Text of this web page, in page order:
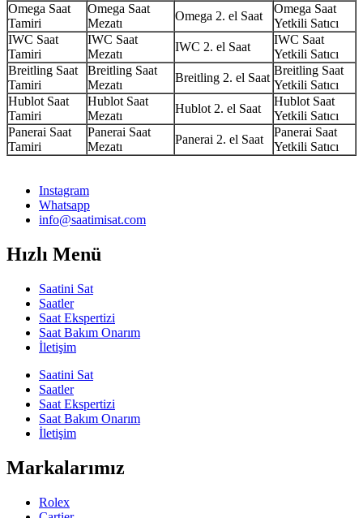
Omega Saat
Tamiri
Omega Saat
Mezatı
Omega 2. el Saat
Omega Saat
Yetkili Satıcı
IWC Saat
Tamiri
IWC Saat
Mezatı
IWC 2. el Saat
IWC Saat
Yetkili Satıcı
Breitling Saat
Tamiri
Breitling Saat
Mezatı
Breitling 2. el Saat
Breitling Saat
Yetkili Satıcı
Hublot Saat
Tamiri
Hublot Saat
Mezatı
Hublot 2. el Saat
Hublot Saat
Yetkili Satıcı
Panerai Saat
Tamiri
Panerai Saat
Mezatı
Panerai 2. el Saat
Panerai Saat
Yetkili Satıcı
Instagram
Whatsapp
info@saatimisat.com
Hızlı Menü
Saatini Sat
Saatler
Saat Ekspertizi
Saat Bakım Onarım
İletişim
Saatini Sat
Saatler
Saat Ekspertizi
Saat Bakım Onarım
İletişim
Markalarımız
Rolex